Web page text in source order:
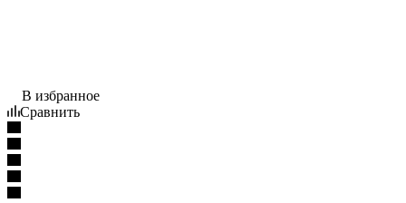
В избранное
Сравнить